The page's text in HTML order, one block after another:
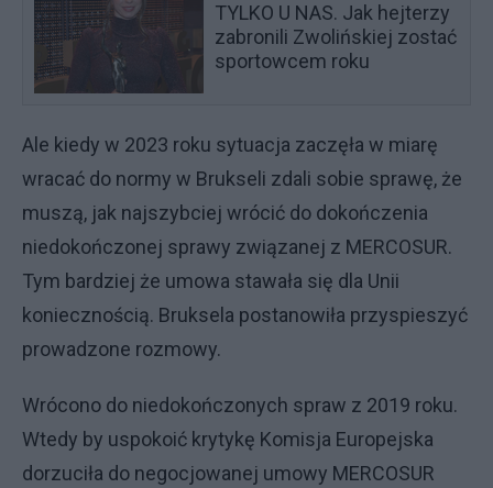
TYLKO U NAS. Jak hejterzy
zabronili Zwolińskiej zostać
sportowcem roku
Ale kiedy w 2023 roku sytuacja zaczęła w miarę
wracać do normy w Brukseli zdali sobie sprawę, że
muszą, jak najszybciej wrócić do dokończenia
niedokończonej sprawy związanej z MERCOSUR.
Tym bardziej że umowa stawała się dla Unii
koniecznością. Bruksela postanowiła przyspieszyć
prowadzone rozmowy.
Wrócono do niedokończonych spraw z 2019 roku.
Wtedy by uspokoić krytykę Komisja Europejska
dorzuciła do negocjowanej umowy MERCOSUR